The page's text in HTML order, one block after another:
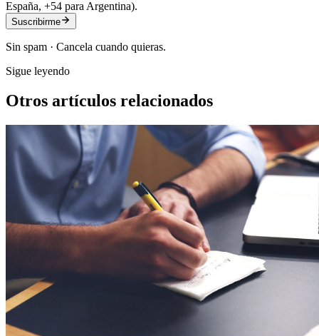
España, +54 para Argentina).
Suscribirme
Sin spam · Cancela cuando quieras.
Sigue leyendo
Otros artículos relacionados